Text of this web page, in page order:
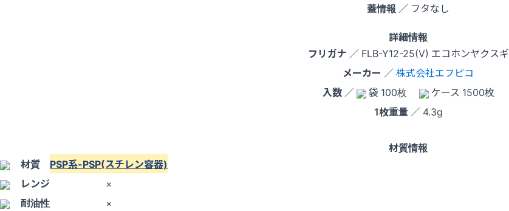
蓋情報 ／ フタなし
詳細情報
フリガナ ／ FLB-Y12-25(V) エコホンヤクスギ
メーカー ／株式会社エフピコ
入数／ 袋 100枚
ケース 1500枚
1枚重量／ 4.3g
材質情報
材質 PSP系-PSP(スチレン容器)
レンジ
×
耐油性
×